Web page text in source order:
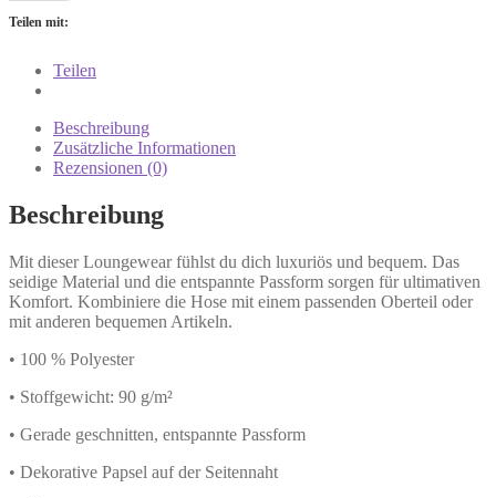
Teilen mit:
Teilen
Beschreibung
Zusätzliche Informationen
Rezensionen (0)
Beschreibung
Mit dieser Loungewear fühlst du dich luxuriös und bequem. Das
seidige Material und die entspannte Passform sorgen für ultimativen
Komfort. Kombiniere die Hose mit einem passenden Oberteil oder
mit anderen bequemen Artikeln.
• 100 % Polyester
• Stoffgewicht: 90 g/m²
• Gerade geschnitten, entspannte Passform
• Dekorative Papsel auf der Seitennaht